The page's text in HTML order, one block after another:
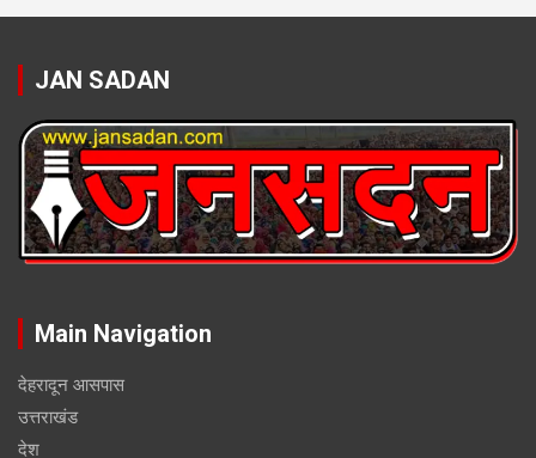
JAN SADAN
Main Navigation
देहरादून आसपास
उत्तराखंड
देश